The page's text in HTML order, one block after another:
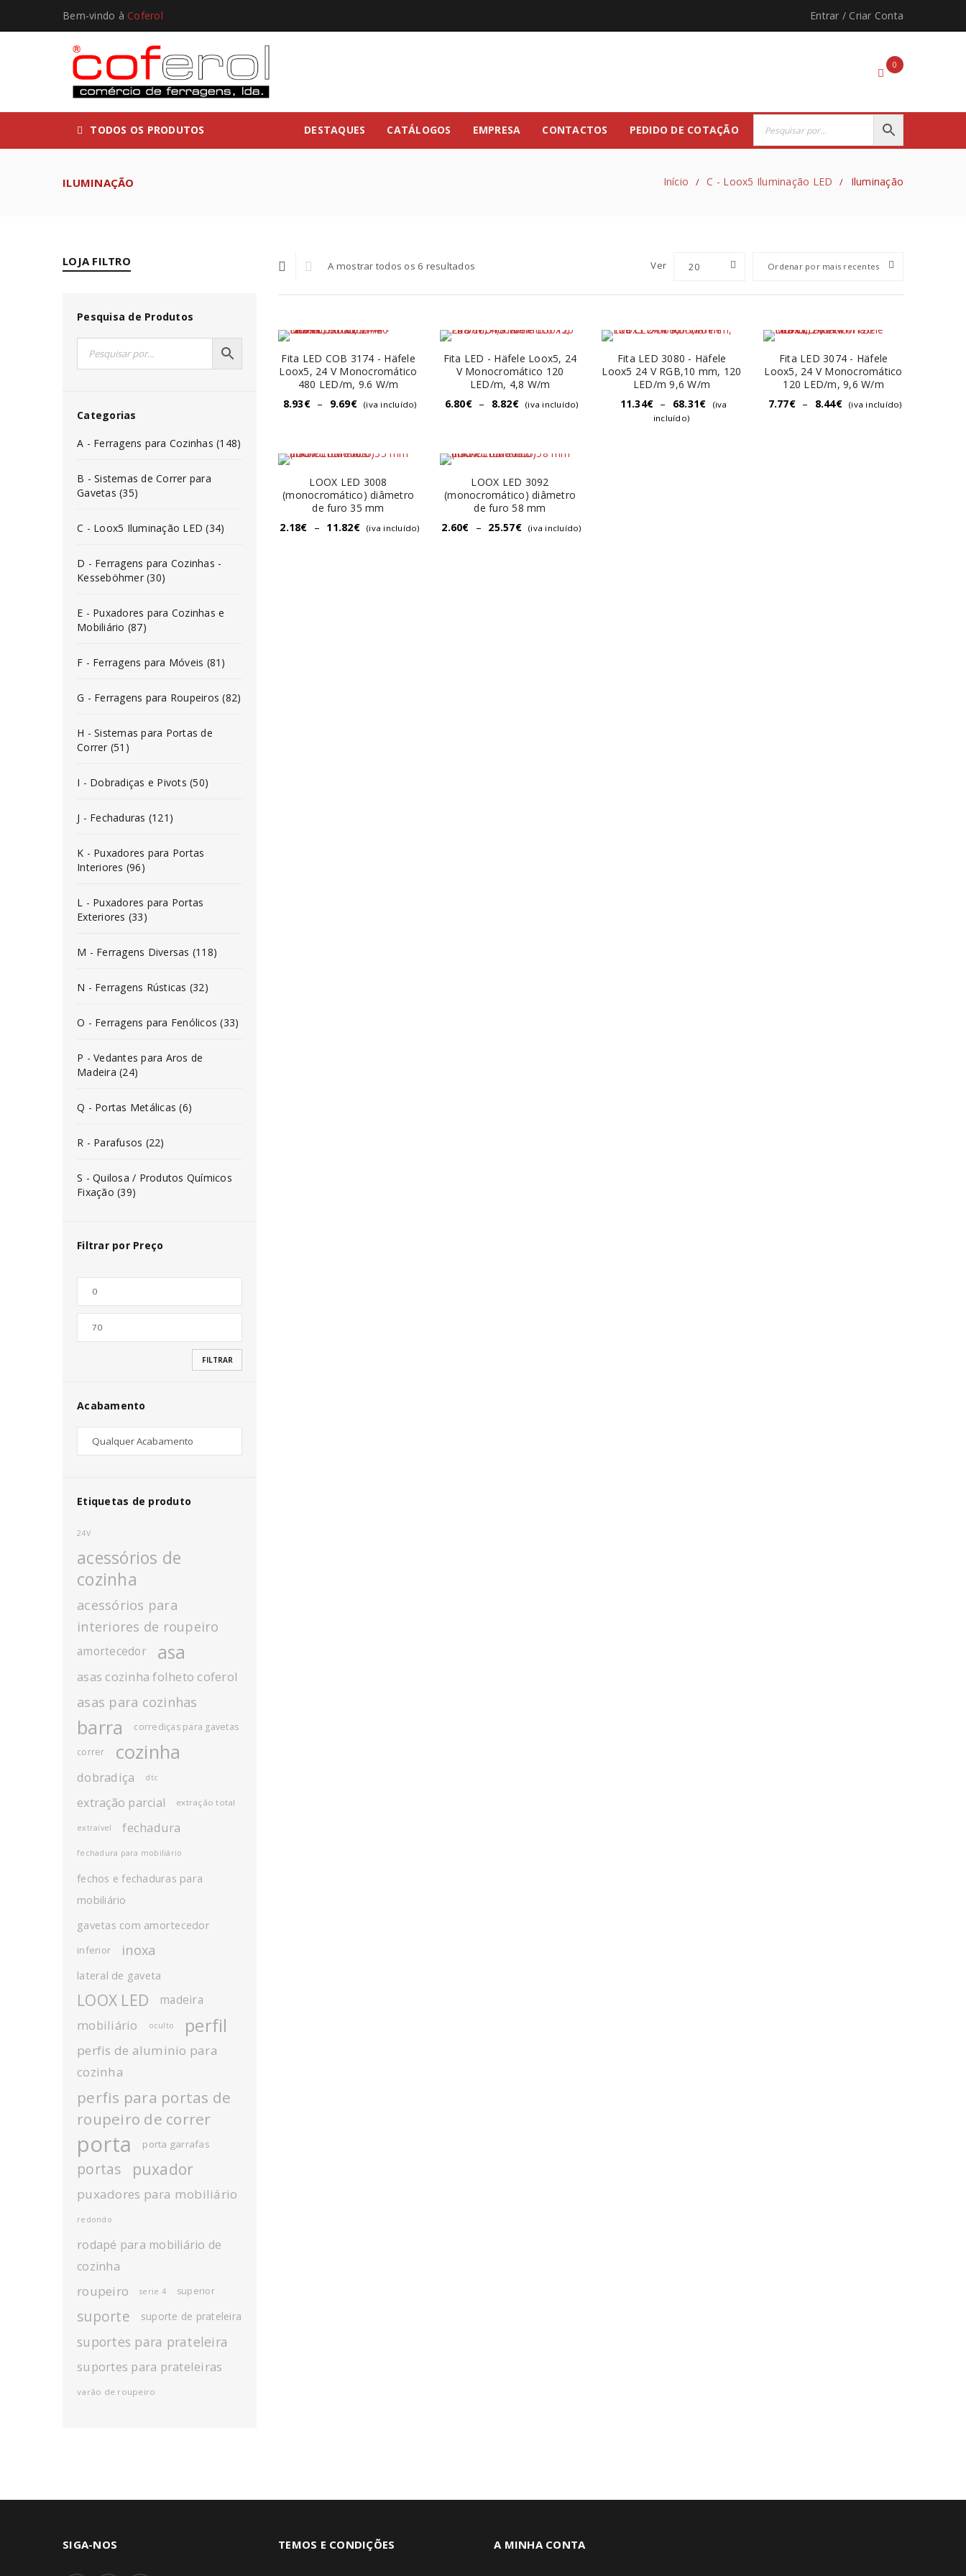
*
INICIAR SESSÃO
Bem-vindo à Coferol Entrar / Criar Conta
0
TODOS OS PRODUTOS DESTAQUES CATÁLOGOS EMPRESA CONTACTOS PEDIDO DE COTAÇÃO
ILUMINAÇÃO Início / C - Loox5 Iluminação LED / Iluminação
LOJA FILTRO
Pesquisa de Produtos
Categorias
A - Ferragens para Cozinhas (148)
B - Sistemas de Correr para
Gavetas (35)
C - Loox5 Iluminação LED (34)
D - Ferragens para Cozinhas -
Kesseböhmer (30)
E - Puxadores para Cozinhas e
Mobiliário (87)
F - Ferragens para Móveis (81)
G - Ferragens para Roupeiros (82)
H - Sistemas para Portas de
Correr (51)
I - Dobradiças e Pivots (50)
J - Fechaduras (121)
K - Puxadores para Portas
Interiores (96)
L - Puxadores para Portas
Exteriores (33)
M - Ferragens Diversas (118)
N - Ferragens Rústicas (32)
O - Ferragens para Fenólicos (33)
P - Vedantes para Aros de
Madeira (24)
Q - Portas Metálicas (6)
R - Parafusos (22)
S - Quilosa / Produtos Químicos
Fixação (39)
Filtrar por Preço
FILTRAR
Acabamento
Etiquetas de produto
24V
acessórios de
cozinha
acessórios para
interiores de roupeiro
amortecedor asa
asas cozinha folheto coferol
asas para cozinhas
barra corrediças para gavetas
correr cozinha
dobradiça dtc
extração parcial extração total
extraível fechadura
fechadura para mobiliário
fechos e fechaduras para
mobiliário
gavetas com amortecedor
inferior inoxa
lateral de gaveta
LOOX LED madeira
mobiliário oculto perfil
perfis de aluminio para
cozinha
perfis para portas de
roupeiro de correr
porta porta garrafas
portas puxador
puxadores para mobiliário
redondo
rodapé para mobiliário de
cozinha
roupeiro serie 4 superior
suporte suporte de prateleira
suportes para prateleira
suportes para prateleiras
varão de roupeiro
A mostrar todos os 6 resultados Ordenar por mais recentes
Ver 20
Fita LED COB 3174 - Häfele
Loox5, 24 V Monocromático
480 LED/m, 9.6 W/m
8.93€ – 9.69€ (iva incluído)
Fita LED - Häfele Loox5, 24
V Monocromático 120
LED/m, 4,8 W/m
6.80€ – 8.82€ (iva incluído)
Fita LED 3080 - Häfele
Loox5 24 V RGB,10 mm, 120
LED/m 9,6 W/m
11.34€ – 68.31€
(iva
incluído)
Fita LED 3074 - Häfele
Loox5, 24 V Monocromático
120 LED/m, 9,6 W/m
7.77€ – 8.44€ (iva incluído)
LOOX LED 3008
(monocromático) diâmetro
de furo 35 mm
2.18€ – 11.82€ (iva incluído)
LOOX LED 3092
(monocromático) diâmetro
de furo 58 mm
2.60€ – 25.57€ (iva incluído)
SIGA-NOS TEMOS E CONDIÇÕES A MINHA CONTA